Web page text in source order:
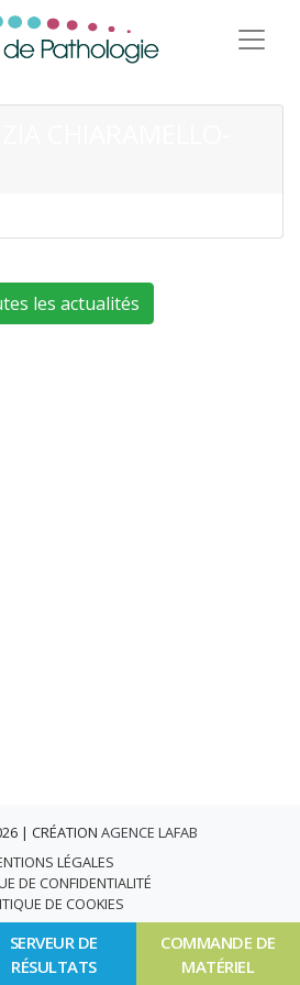
SERVEUR DE
RÉSULTATS
COMMANDE DE
MATÉRIEL
les actualités
| CRÉATION AGENCE LAFAB
LÉGALES
DE CONFIDENTIALITÉ
DE COOKIES